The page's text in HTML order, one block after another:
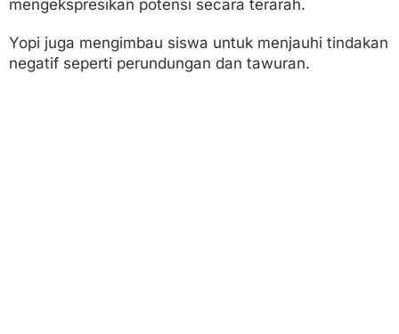
mengekspresikan potensi secara terarah.
Yopi juga mengimbau siswa untuk menjauhi tindakan
negatif seperti perundungan dan tawuran.